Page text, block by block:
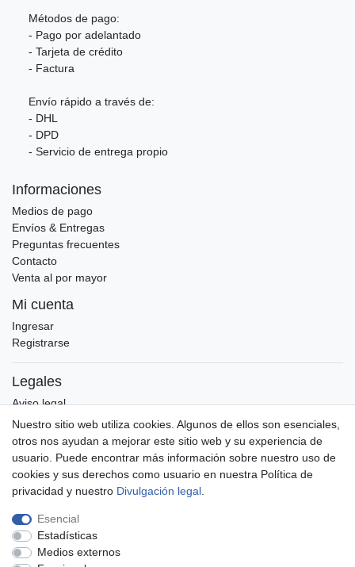
Métodos de pago:
- Pago por adelantado
- Tarjeta de crédito
- Factura
Envío rápido a través de:
- DHL
- DPD
- Servicio de entrega propio
Informaciones
Medios de pago
Envíos & Entregas
Preguntas frecuentes
Contacto
Venta al por mayor
Mi cuenta
Ingresar
Registrarse
Legales
Aviso legal
Protección de datos
Términos y condiciones
Divulgación legal
Nuestro sitio web utiliza cookies. Algunos de ellos son esenciales,
otros nos ayudan a mejorar este sitio web y su experiencia de
usuario. Puede encontrar más información sobre nuestro uso de
cookies y sus derechos como usuario en nuestra Política de
privacidad y nuestro Divulgación legal
Esencial
Estadísticas
Medios externos